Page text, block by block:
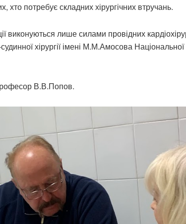
хто потребує складних хірургічних втручань.
виконуються лише силами провідних
хірургії імені М.М.Амосова Національної
В.В.Попов.